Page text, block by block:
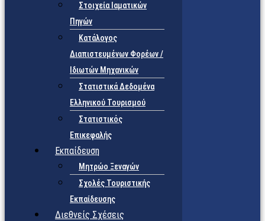
Στοιχεία Ιαματικών
Πηγών
Κατάλογος
Διαπιστευμένων Φορέων /
Ιδιωτών Μηχανικών
Στατιστικά Δεδομένα
Ελληνικού Τουρισμού
Στατιστικός
Επικεφαλής
Εκπαίδευση
Μητρώο Ξεναγών
Σχολές Τουριστικής
Εκπαίδευσης
Διεθνείς Σχέσεις